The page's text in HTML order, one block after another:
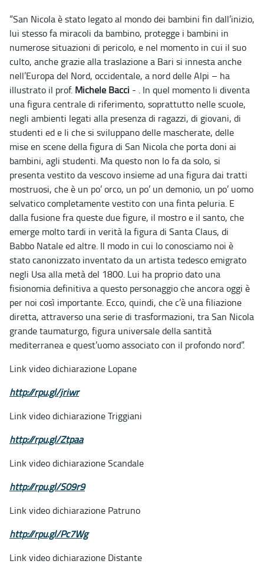
“San Nicola è stato legato al mondo dei bambini fin dall’inizio,
lui stesso fa miracoli da bambino, protegge i bambini in
numerose situazioni di pericolo, e nel momento in cui il suo
culto, anche grazie alla traslazione a Bari si innesta anche
nell’Europa del Nord, occidentale, a nord delle Alpi – ha
illustrato il prof. Michele Bacci - . In quel momento li diventa
una figura centrale di riferimento, soprattutto nelle scuole,
negli ambienti legati alla presenza di ragazzi, di giovani, di
studenti ed e li che si sviluppano delle mascherate, delle
mise en scene della figura di San Nicola che porta doni ai
bambini, agli studenti. Ma questo non lo fa da solo, si
presenta vestito da vescovo insieme ad una figura dai tratti
mostruosi, che è un po’ orco, un po’ un demonio, un po’ uomo
selvatico completamente vestito con una finta peluria. E
dalla fusione fra queste due figure, il mostro e il santo, che
emerge molto tardi in verità la figura di Santa Claus, di
Babbo Natale ed altre. Il modo in cui lo conosciamo noi è
stato canonizzato inventato da un artista tedesco emigrato
negli Usa alla metà del 1800. Lui ha proprio dato una
fisionomia definitiva a questo personaggio che ancora oggi è
per noi così importante. Ecco, quindi, che c’è una filiazione
diretta, attraverso una serie di trasformazioni, tra San Nicola
grande taumaturgo, figura universale della santità
mediterranea e quest’uomo associato con il profondo nord”.
Link video dichiarazione Lopane
http://rpu.gl/jriwr
Link video dichiarazione Triggiani
http://rpu.gl/Ztpaa
Link video dichiarazione Scandale
http://rpu.gl/S09r9
Link video dichiarazione Patruno
http://rpu.gl/Pc7Wg
Link video dichiarazione Distante